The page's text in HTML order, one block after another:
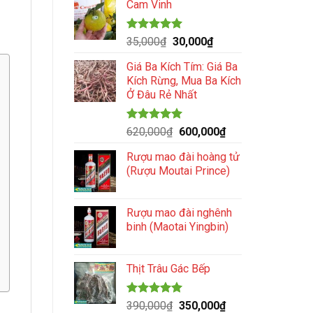
100,000₫.
Cam Vinh
Được xếp
5.00
5 sao
35,000₫ Giá
là:
35,000₫.
30,000₫Giá
tại
là:
Giá Ba Kích Tím: Giá Ba
Kích Rừng, Mua Ba Kích
Ở Đâu Rẻ Nhất
Được xếp
5.00
5 sao
620,000₫ Giá
là:
620,000₫.
600,000₫Giá
tại
là:
Rượu mao đài hoàng tử
(Rượu Moutai Prince)
Rượu mao đài nghênh
binh (Maotai Yingbin)
Thịt Trâu Gác Bếp
Được xếp
390,000₫ Giá
350,000₫Giá